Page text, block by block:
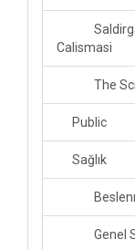
Calismasi
The
Public
Sağlık
Genel